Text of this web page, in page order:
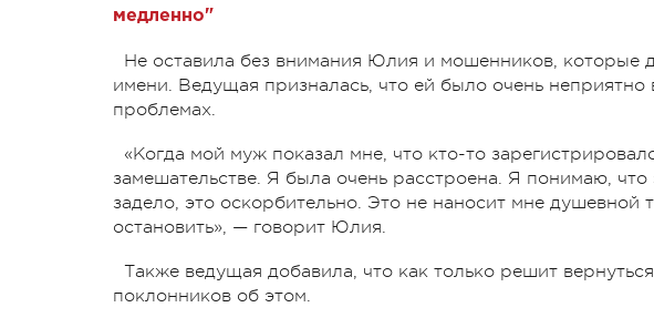
медленно"
Не оставила без внимания Юлия и мошенников, которые
имени. Ведущая призналась, что ей было очень
проблемах.
«Когда мой муж показал мне, что кто-то
замешательстве. Я была очень расстроена. Я понимаю, что
задело, это оскорбительно. Это не наносит мне душевной
остановить», — говорит Юлия.
Также ведущая добавила, что как только решит
поклонников об этом.